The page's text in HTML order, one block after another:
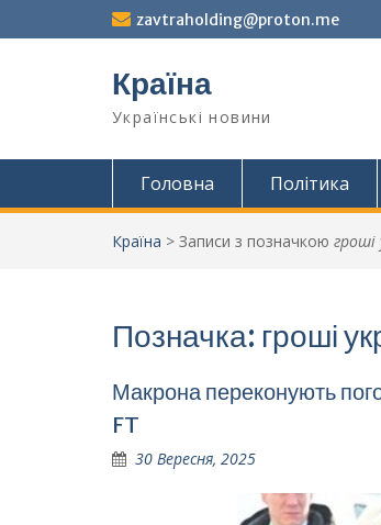
до
zavtraholding@proton.me
Країна
Українські новини
Головна Політика
Країна > Записи з позначкою гроші
Позначка: гроші
Макрона переконують
FT
30 Вересня, 2025